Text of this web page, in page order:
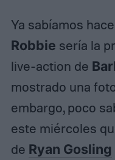
Ya sabíamos
Robbie sería la
live-action de
mostrado una
embargo, poco
este miércoles
de Ryan Gosling